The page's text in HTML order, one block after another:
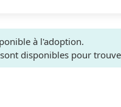
à l'adoption.
disponibles pour